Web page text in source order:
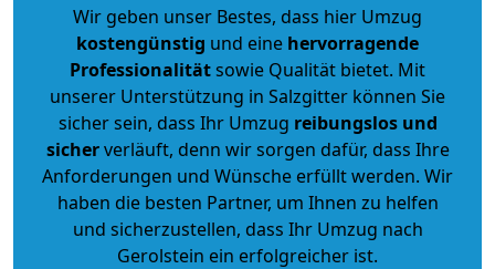
Wir geben unser Bestes, dass hier Umzug
kostengünstig und eine hervorragende
Professionalitätsowie Qualität bietet. Mit
unserer Unterstützung in Salzgitter können Sie
sicher sein, dass Ihr Umzug reibungslos und
sicherverläuft, denn wir sorgen dafür, dass Ihre
Anforderungen und Wünsche erfüllt werden. Wir
haben die besten Partner, um Ihnen zu helfen
und sicherzustellen, dass Ihr Umzug nach
Gerolstein ein erfolgreicher ist.